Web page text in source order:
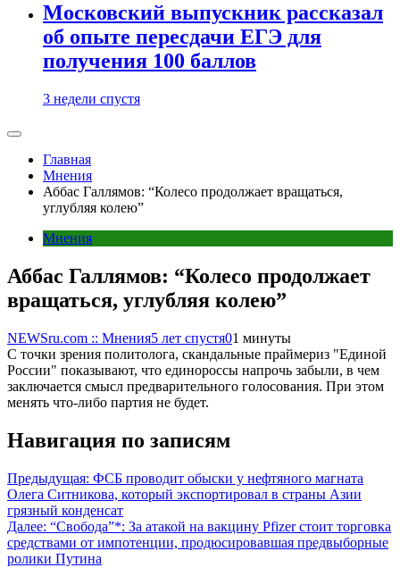
Московский выпускник рассказал
об опыте пересдачи ЕГЭ для
получения 100 баллов
3 недели спустя
Главная
Мнения
Аббас Галлямов: “Колесо продолжает вращаться,
углубляя колею”
Мнения
Аббас Галлямов: “Колесо продолжает
вращаться, углубляя колею”
NEWSru.com :: Мнения5 лет спустя01 минуты
С точки зрения политолога, скандальные праймериз "Единой
России" показывают, что единороссы напрочь забыли, в чем
заключается смысл предварительного голосования. При этом
менять что-либо партия не будет.
Навигация по записям
Предыдущая: ФСБ проводит обыски у нефтяного магната
Олега Ситникова, который экспортировал в страны Азии
грязный конденсат
Далее: “Свобода”*: За атакой на вакцину Pfizer стоит торговка
средствами от импотенции, продюсировавшая предвыборные
ролики Путина